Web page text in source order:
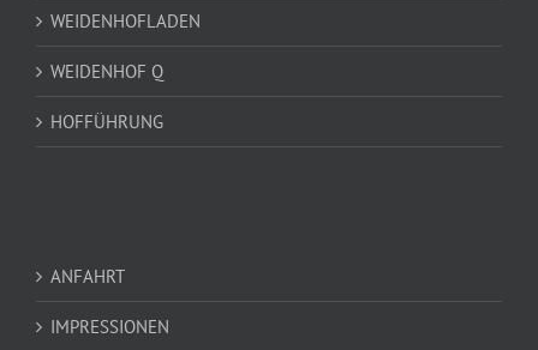
WEIDENHOFLADEN
WEIDENHOF Q
HOFFÜHRUNG
ANFAHRT
IMPRESSIONEN